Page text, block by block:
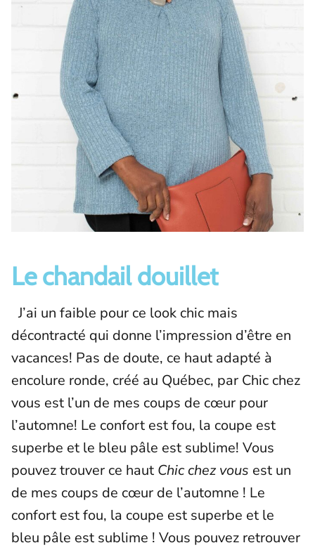
Le chandail douillet
J’ai un faible pour ce look chic mais
décontracté qui donne l’impression d’être en
vacances! Pas de doute, ce haut adapté à
encolure ronde, créé au Québec, par Chic chez
vous est l’un de mes coups de cœur pour
l’automne! Le confort est fou, la coupe est
superbe et le bleu pâle est sublime! Vous
pouvez trouver ce haut Chic chez vous est un
de mes coups de cœur de l’automne ! Le
confort est fou, la coupe est superbe et le
bleu pâle est sublime ! Vous pouvez retrouver